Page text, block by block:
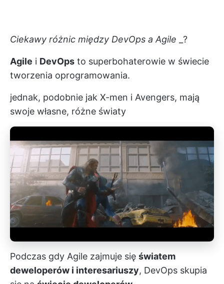
Ciekawy różnic między DevOps a Agile _?
Agile i DevOps to superbohaterowie w świecie
tworzenia oprogramowania.
jednak, podobnie jak X-men i Avengers, mają
swoje własne, różne światy
Podczas gdy Agile zajmuje się światem
deweloperów i interesariuszy, DevOps skupia